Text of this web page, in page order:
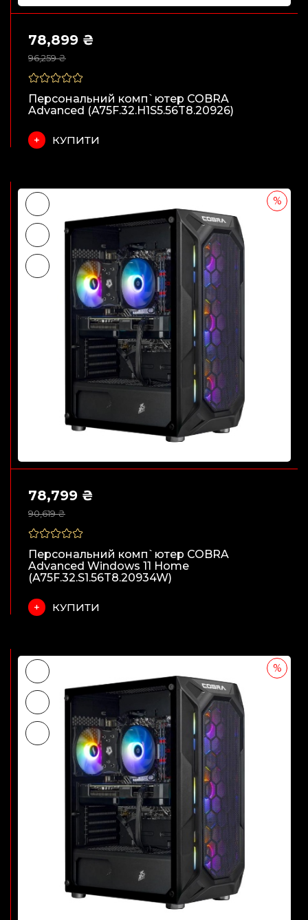
96,259 ₴
78,899 ₴
Персональний комп`ютер COBRA
Advanced (A75F.32.H1S5.56T8.20926)
КУПИТИ
90,619 ₴
78,799 ₴
Персональний комп`ютер COBRA
Advanced Windows 11 Home
(A75F.32.S1.56T8.20934W)
КУПИТИ